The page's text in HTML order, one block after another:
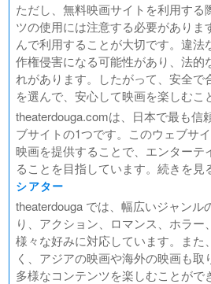
ただし、無料映画サイトを利用する
ツの使用には注意する必要がありま
んで利用することが大切です。違
作権侵害になる可能性があり、法的
れがあります。したがって、安全で
を選んで、安心して映画を楽しむこ
theaterdouga.comは、日本で最も信
ブサイトの1つです。このウェブサ
映画を提供することで、エンターテ
ることを目指しています。続きを
シアター
theaterdouga では、幅広いジャンル
り、アクション、ロマンス、ホラー
様々な好みに対応しています。また
く、アジアの映画や海外の映画も
多様なコンテンツを楽しむことがで